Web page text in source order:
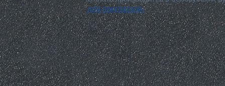
для покупателя.